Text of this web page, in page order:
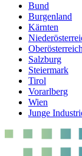
Bund
Burgenland
Kärnten
Oberösterreich
Salzburg
Steiermark
Tirol
Vorarlberg
Wien
Junge